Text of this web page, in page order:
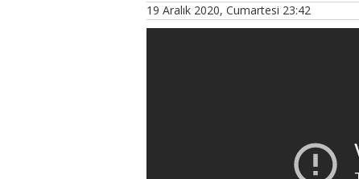
19 Aralık 2020, Cumartesi 23:42